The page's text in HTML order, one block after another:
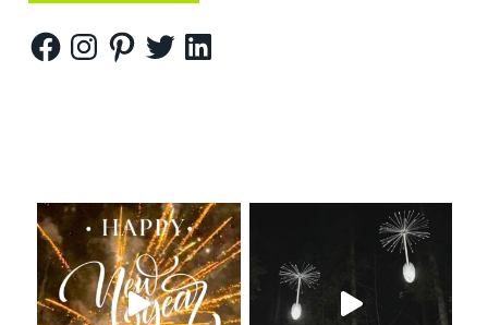
FacebookInstagramPinterestTwitterLinkedIn